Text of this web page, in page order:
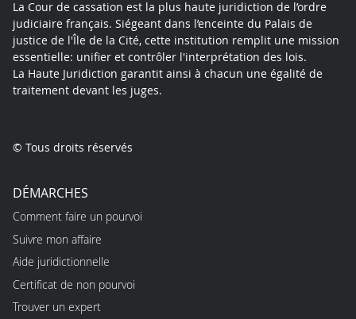
La Cour de cassation est la plus haute juridiction de l’ordre
judiciaire français. Siégeant dans l’enceinte du Palais de
justice de l'Île de la Cité, cette institution remplit une mission
essentielle: unifier et contrôler l'interprétation des lois.
La Haute Juridiction garantit ainsi à chacun une égalité de
traitement devant les juges.
© Tous droits réservés
DÉMARCHES
Comment faire un pourvoi
Suivre mon affaire
Aide juridictionnelle
Certificat de non pourvoi
Trouver un expert